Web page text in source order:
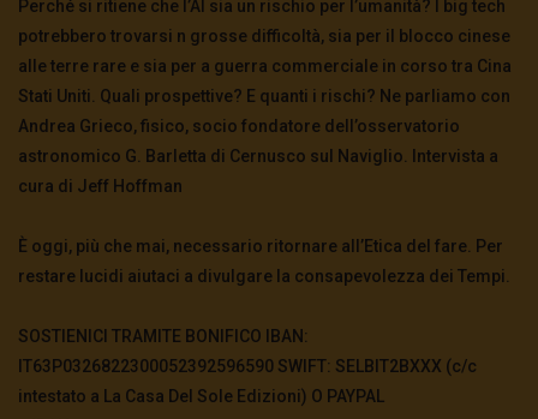
Perché si ritiene che l’AI sia un rischio per l’umanità? I big tech
potrebbero trovarsi n grosse difficoltà, sia per il blocco cinese
alle terre rare e sia per a guerra commerciale in corso tra Cina
Stati Uniti. Quali prospettive? E quanti i rischi? Ne parliamo con
Andrea Grieco, fisico, socio fondatore dell’osservatorio
astronomico G. Barletta di Cernusco sul Naviglio. Intervista a
cura di Jeff Hoffman
È oggi, più che mai, necessario ritornare all’Etica del fare. Per
restare lucidi aiutaci a divulgare la consapevolezza dei Tempi.
SOSTIENICI TRAMITE BONIFICO IBAN:
IT63P0326822300052392596590 SWIFT: SELBIT2BXXX (c/c
intestato a La Casa Del Sole Edizioni) O PAYPAL